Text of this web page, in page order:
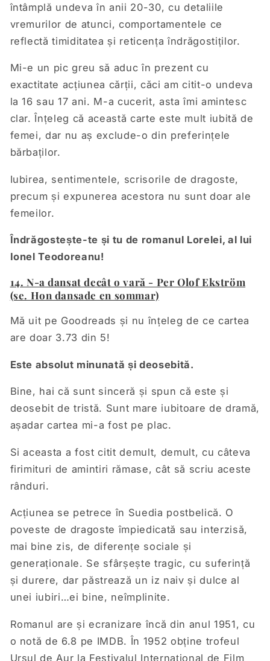
întâmplă undeva în anii 20-30, cu detaliile
vremurilor de atunci, comportamentele ce
reflectă timiditatea și reticența îndrăgostiților.
Mi-e un pic greu să aduc în prezent cu
exactitate acțiunea cărții, căci am citit-o undeva
la 16 sau 17 ani. M-a cucerit, asta îmi amintesc
clar. Înțeleg că această carte este mult iubită de
femei, dar nu aș exclude-o din preferințele
bărbaților.
Iubirea, sentimentele, scrisorile de dragoste,
precum și expunerea acestora nu sunt doar ale
femeilor.
Îndrăgostește-te și tu de romanul Lorelei, al lui
Ionel Teodoreanu!
14. N-a dansat decât o vară - Per Olof Ekström
(se. Hon dansade en sommar)
Mă uit pe Goodreads și nu înțeleg de ce cartea
are doar 3.73 din 5!
Este absolut minunată și deosebită.
Bine, hai că sunt sinceră și spun că este și
deosebit de tristă. Sunt mare iubitoare de dramă,
așadar cartea mi-a fost pe plac.
Si aceasta a fost citit demult, demult, cu câteva
firimituri de amintiri rămase, cât să scriu aceste
rânduri.
Acțiunea se petrece în Suedia postbelică. O
poveste de dragoste împiedicată sau interzisă,
mai bine zis, de diferențe sociale și
generaționale. Se sfârșește tragic, cu suferință
și durere, dar păstrează un iz naiv și dulce al
unei iubiri…ei bine, neîmplinite.
Romanul are și ecranizare încă din anul 1951, cu
o notă de 6.8 pe IMDB. În 1952 obține trofeul
Ursul de Aur la Festivalul Internațional de Film